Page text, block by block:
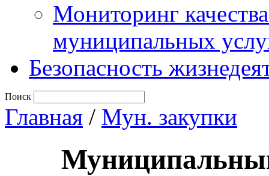
Мониторинг
муниципальных
Безопасность
Поиск
Главная / Мун. закупки